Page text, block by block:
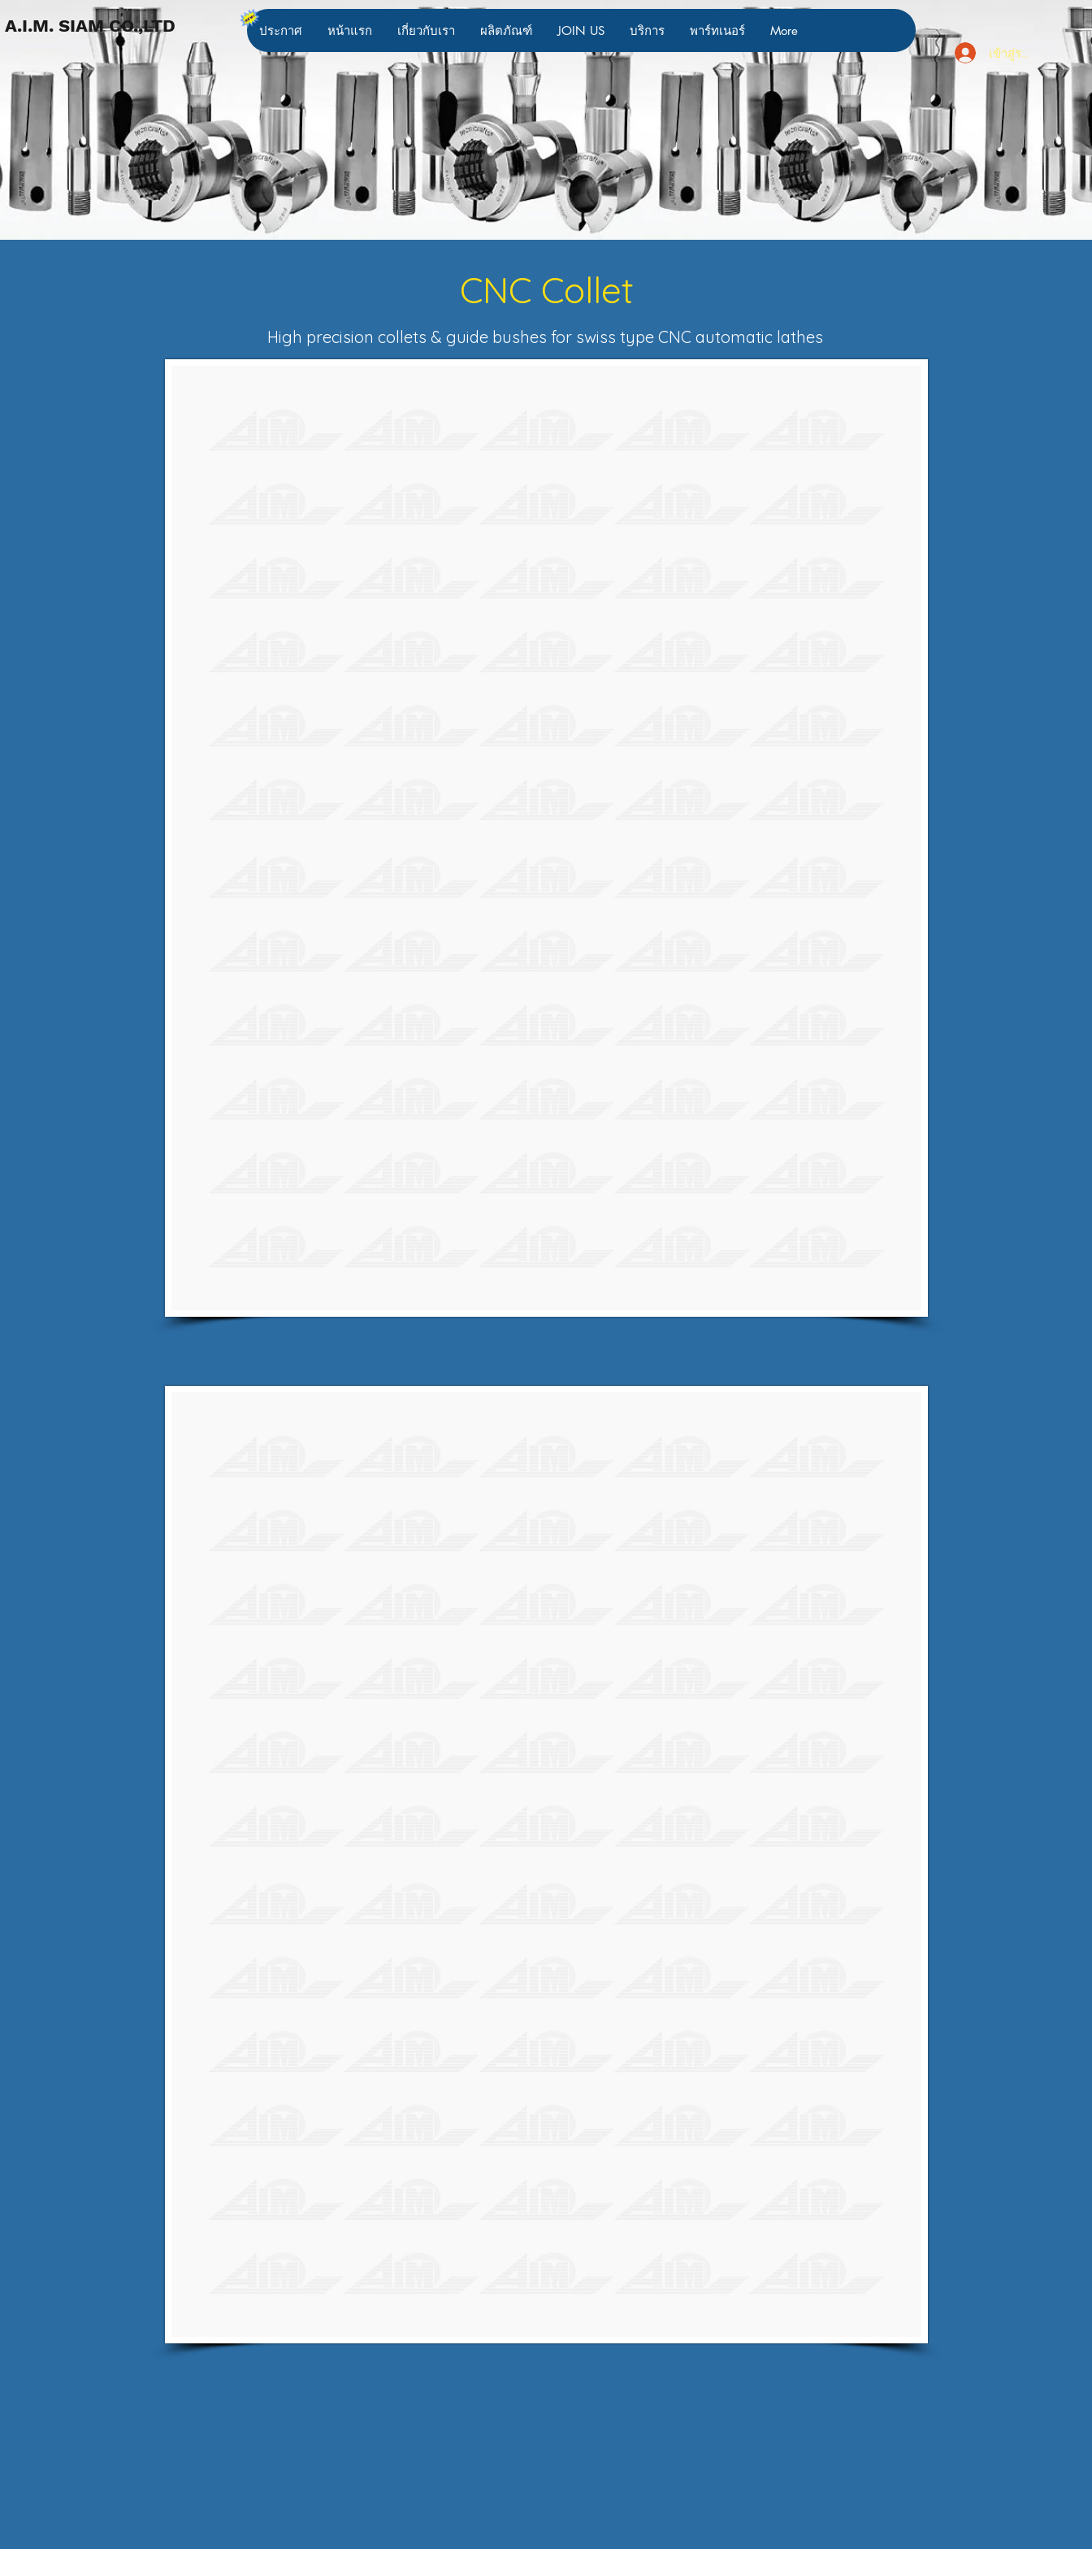
ประกาศ หน้าแรก เกี่ยวกับเรา ผลิตภัณฑ์ JOIN US บริการ พาร์ทเนอร์ More
A.I.M. SIAM CO.,LTD
เข้าสู่ระบบ
CNC Collet
High precision collets & guide bushes for swiss type CNC automatic lathes